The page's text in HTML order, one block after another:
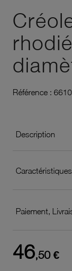
Référence :
Description
Paiement,
46,50 €